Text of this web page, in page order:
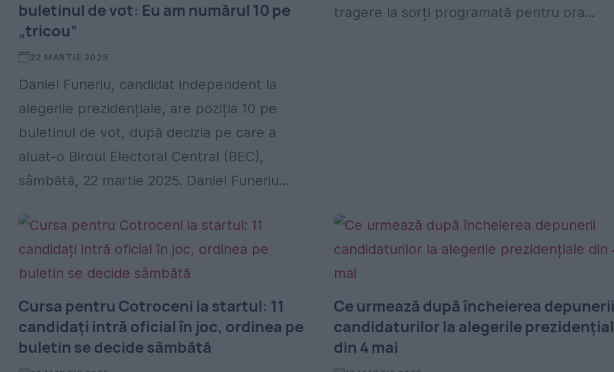
buletinul de vot: Eu am numărul 10 pe
„tricou”
22 MARTIE 2025
Daniel Funeriu, candidat independent la
alegerile prezidențiale, are poziția 10 pe
buletinul de vot, după decizia pe care a
aluat-o Biroul Electoral Central (BEC),
sâmbătă, 22 martie 2025. Daniel Funeriu...
tragere la sorți programată pentru ora...
Cursa pentru Cotroceni ia startul: 11
candidați intră oficial în joc, ordinea pe
buletin se decide sâmbătă
Ce urmează după încheierea
candidaturilor la alegerile
din 4 mai